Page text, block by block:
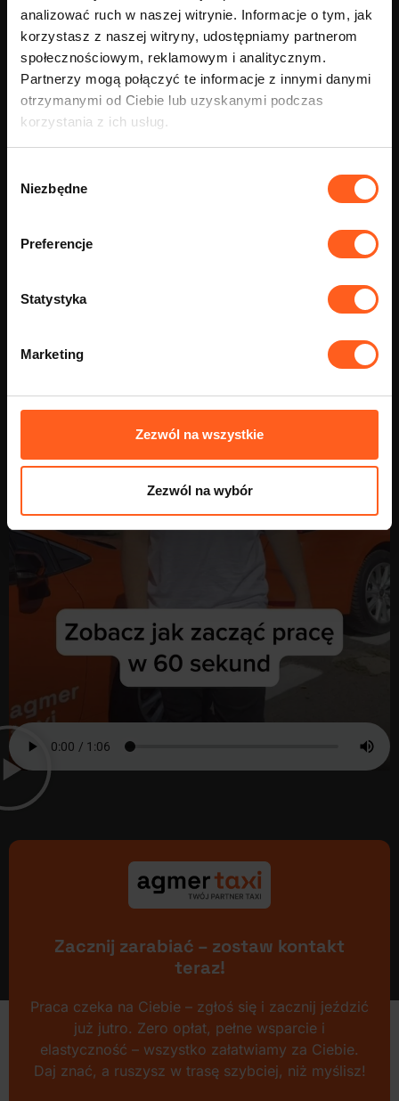
analizować ruch w naszej witrynie. Informacje o tym, jak
korzystasz z naszej witryny, udostępniamy partnerom
społecznościowym, reklamowym i analitycznym.
Partnerzy mogą połączyć te informacje z innymi danymi
otrzymanymi od Ciebie lub uzyskanymi podczas
korzystania z ich usług.
zgody
Niezbędne
Preferencje
Statystyka
Marketing
Zezwól na wszystkie
Zezwól na wybór
jako kierowca Bolt w Nowym Sączu?
Zostaw kontakt - oddzwonimy
Zacznij zarabiać – zostaw kontakt
teraz!
Praca czeka na Ciebie – zgłoś się i zacznij jeździć
już jutro. Zero opłat, pełne wsparcie i
elastyczność – wszystko załatwiamy za Ciebie.
Daj znać, a ruszysz w trasę szybciej, niż myślisz!